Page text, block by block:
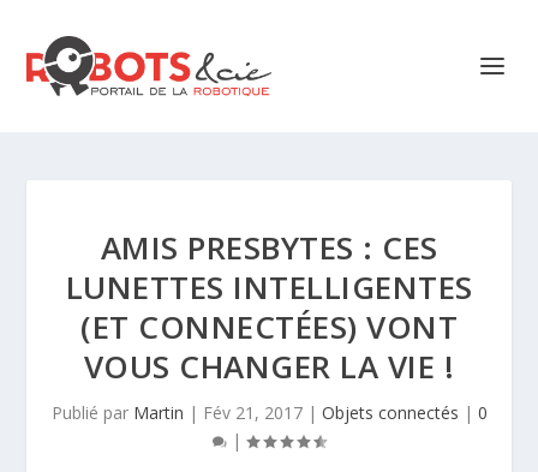
AMIS PRESBYTES : CES
LUNETTES INTELLIGENTES
(ET CONNECTÉES) VONT
VOUS CHANGER LA VIE !
Publié par Martin | Fév 21, 2017| Objets connectés | 0
|